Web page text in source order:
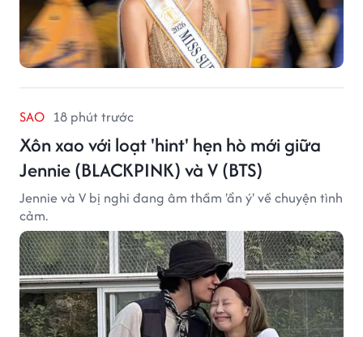
SAO 18 phút trước
Xôn xao với loạt 'hint' hẹn hò mới giữa
Jennie (BLACKPINK) và V (BTS)
Jennie và V bị nghi đang âm thầm 'ẩn ý' về chuyện tình
cảm.